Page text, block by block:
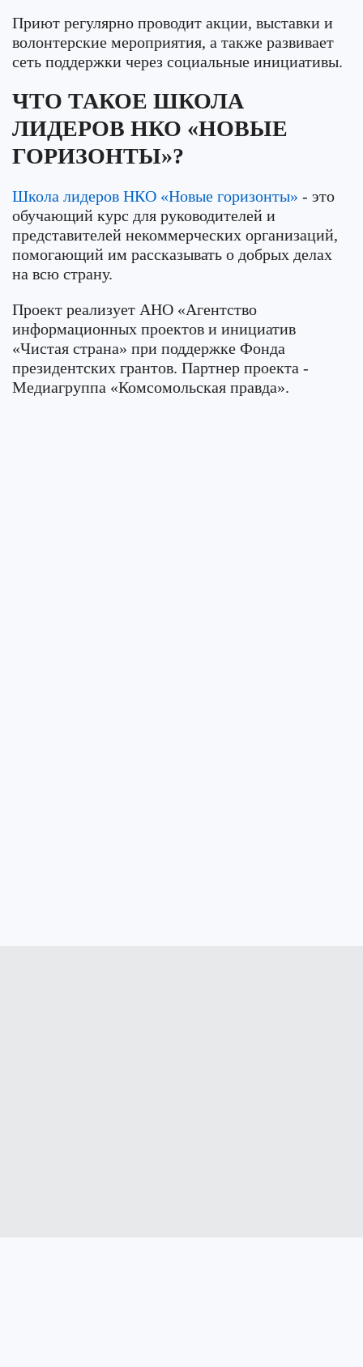
Приют регулярно проводит акции, выставки и
волонтерские мероприятия, а также развивает
сеть поддержки через социальные инициативы.
ЧТО ТАКОЕ ШКОЛА
ЛИДЕРОВ НКО «НОВЫЕ
ГОРИЗОНТЫ»?
Школа лидеров НКО «Новые горизонты» - это
обучающий курс для руководителей и
представителей некоммерческих организаций,
помогающий им рассказывать о добрых делах
на всю страну.
Проект реализует АНО «Агентство
информационных проектов и инициатив
«Чистая страна» при поддержке Фонда
президентских грантов. Партнер проекта -
Медиагруппа «Комсомольская правда».